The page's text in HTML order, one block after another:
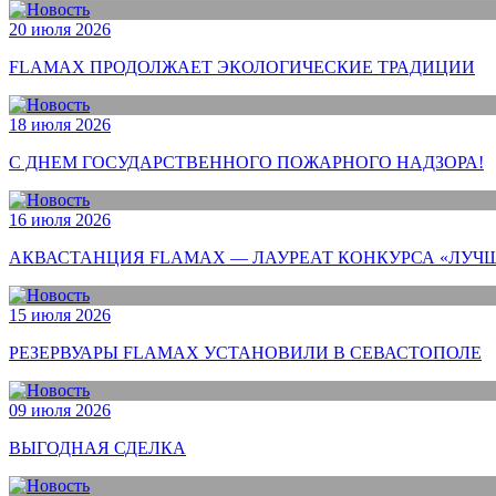
20 июля 2026
FLAMAX ПРОДОЛЖАЕТ ЭКОЛОГИЧЕСКИЕ ТРАДИЦИИ
18 июля 2026
С ДНЕМ ГОСУДАРСТВЕННОГО ПОЖАРНОГО НАДЗОРА!
16 июля 2026
АКВАСТАНЦИЯ FLAMAX — ЛАУРЕАТ КОНКУРСА
15 июля 2026
РЕЗЕРВУАРЫ FLAMAX УСТАНОВИЛИ В СЕВАСТОПОЛЕ
09 июля 2026
ВЫГОДНАЯ СДЕЛКА